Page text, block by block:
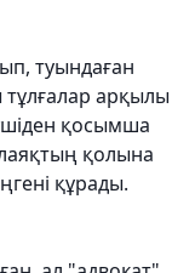
туындаған
тұлғалар арқылы
қосымша
қолына
құрады.